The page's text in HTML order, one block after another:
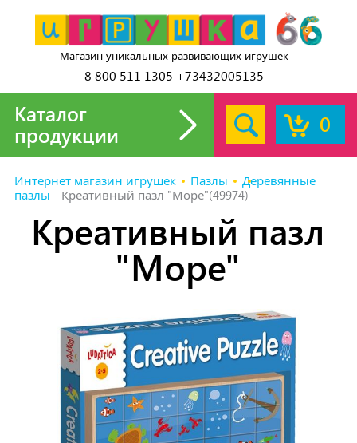
Магазин уникальных развивающих игрушек
8 800 511 1305 +73432005135
0
Каталог
продукции
Интернет магазин игрушек Пазлы
Деревянные
пазлы
Креативный пазл "Море"(49974)
Креативный пазл
"Море"